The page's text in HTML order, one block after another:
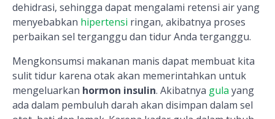
dehidrasi, sehingga dapat mengalami retensi air yang
menyebabkan hipertensi ringan, akibatnya proses
perbaikan sel terganggu dan tidur Anda terganggu.
Mengkonsumsi makanan manis dapat membuat kita
sulit tidur karena otak akan memerintahkan untuk
mengeluarkan hormon insulin. Akibatnya gula yang
ada dalam pembuluh darah akan disimpan dalam sel